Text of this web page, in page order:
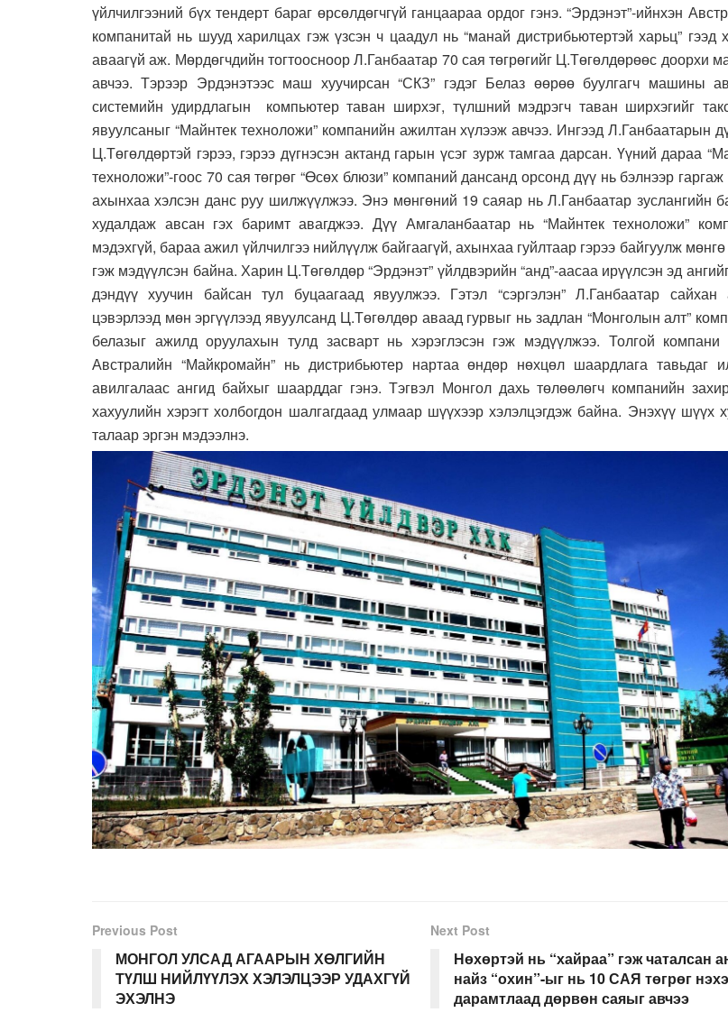
үйлчилгээний бүх тендерт бараг өрсөлдөгчгүй ганцаараа ордог гэнэ. “Эрдэнэт”-ийнхэн
компанитай нь шууд харилцах гэж үзсэн ч цаадул нь “манай дистрибьютертэй харьц” гээд
аваагүй аж. Мөрдөгчдийн тогтоосноор Л.Ганбаатар 70 сая төгрөгийг Ц.Төгөлдөрөөс доорхи
авчээ. Тэрээр Эрдэнэтээс маш хуучирсан “СКЗ” гэдэг Белаз өөрөө буулгагч машины
системийн удирдлагын компьютер таван ширхэг, түлшний мэдрэгч таван ширхэгийг
явуулсаныг “Майнтек техноложи” компанийн ажилтан хүлээж авчээ. Ингээд Л.Ганбаатарын
Ц.Төгөлдөртэй гэрээ, гэрээ дүгнэсэн актанд гарын үсэг зурж тамгаа дарсан. Үүний дараа
техноложи”-гоос 70 сая төгрөг “Өсөх блюзи” компаний дансанд орсонд дүү нь бэлнээр
ахынхаа хэлсэн данс руу шилжүүлжээ. Энэ мөнгөний 19 саяар нь Л.Ганбаатар зуслангийн
худалдаж авсан гэх баримт авагджээ. Дүү Амгаланбаатар нь “Майнтек техноложи”
мэдэхгүй, бараа ажил үйлчилгээ нийлүүлж байгаагүй, ахынхаа гуйлтаар гэрээ байгуулж
гэж мэдүүлсэн байна. Харин Ц.Төгөлдөр “Эрдэнэт” үйлдвэрийн “анд”-аасаа ирүүлсэн эд
дэндүү хуучин байсан тул буцаагаад явуулжээ. Гэтэл “сэргэлэн” Л.Ганбаатар сайхан
цэвэрлээд мөн эргүүлээд явуулсанд Ц.Төгөлдөр аваад гурвыг нь задлан “Монголын алт”
белазыг ажилд оруулахын тулд засварт нь хэрэглэсэн гэж мэдүүлжээ. Толгой компани
Австралийн “Майкромайн” нь дистрибьютер нартаа өндөр нөхцөл шаардлага тавьдаг
авилгалаас ангид байхыг шаарддаг гэнэ. Тэгвэл Монгол дахь төлөөлөгч компанийн
хахуулийн хэрэгт холбогдон шалгагдаад улмаар шүүхээр хэлэлцэгдэж байна. Энэхүү шүүх
талаар эргэн мэдээлнэ.
Previous Post
МОНГОЛ УЛСАД АГААРЫН ХӨЛГИЙН
ТҮЛШ НИЙЛҮҮЛЭХ ХЭЛЭЛЦЭЭР УДАХГҮЙ
ЭХЭЛНЭ
Next Post
Нөхөртэй нь “хайраа” гэж чаталсан
найз “охин”-ыг нь 10 САЯ төгрөг
дарамтлаад дөрвөн саяыг авчээ